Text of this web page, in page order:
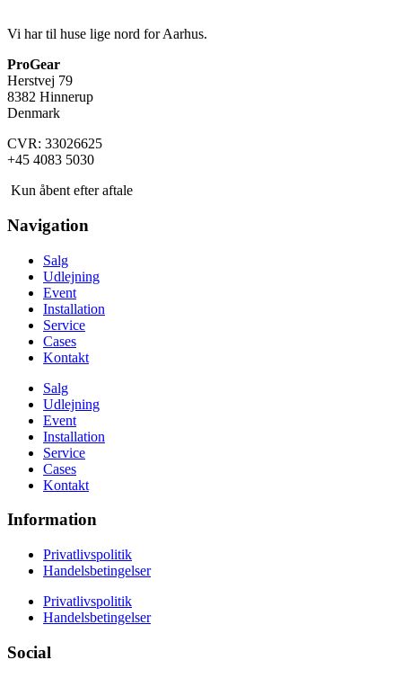
Vi har til huse lige nord for Aarhus.
ProGear
Herstvej 79
8382 Hinnerup
Denmark
CVR: 33026625
+45 4083 5030
Kun åbent efter aftale
Navigation
Salg
Udlejning
Event
Installation
Service
Cases
Kontakt
Salg
Udlejning
Event
Installation
Service
Cases
Kontakt
Information
Privatlivspolitik
Handelsbetingelser
Privatlivspolitik
Handelsbetingelser
Social